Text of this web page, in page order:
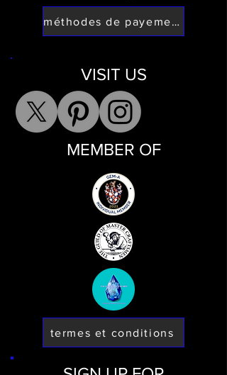
méthodes de payement
VISIT US
MEMBER OF
termes et conditions